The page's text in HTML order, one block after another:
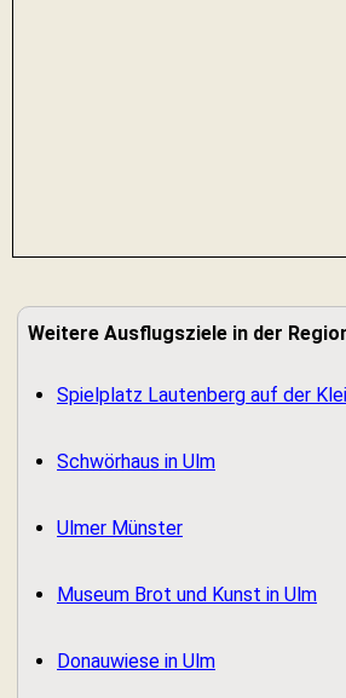
Weitere Ausflugsziele in der
Spielplatz Lautenberg auf der
Schwörhaus in Ulm
Ulmer Münster
Museum Brot und Kunst in Ulm
Donauwiese in Ulm